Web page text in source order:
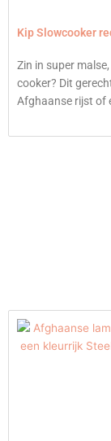
Kip Slowcooker
Zin in super
cooker? Dit
Afghaanse rijst of